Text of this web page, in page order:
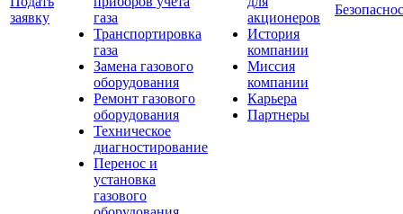
заявку
газа
Транспортировка
газа
Замена газового
оборудования
Ремонт газового
оборудования
Техническое
диагностирование
Перенос и
установка
газового
акционеров
История
компании
Миссия
компании
Карьера
Партнеры